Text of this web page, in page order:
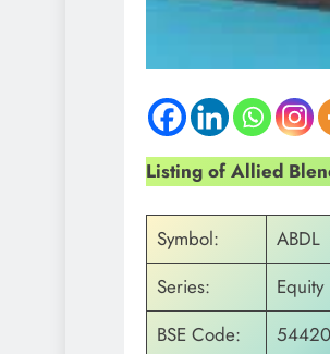
Listing of Allied
Symbol:
ABDL
Series:
Equity
BSE Code: